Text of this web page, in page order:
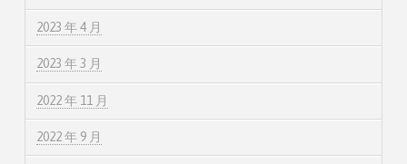
2023 年 4 月
2023 年 3 月
2022 年 11 月
2022 年 9 月